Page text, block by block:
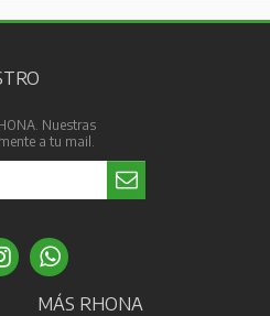
Nuestras
a tu mail.
MÁS RHONA